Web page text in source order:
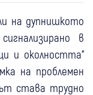
на дупнишкото
в
и околността“
на проблемен
става трудно